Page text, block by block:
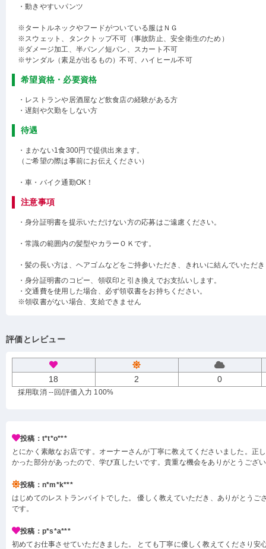
・動きやすいパンツ
※タートルネックやフードがついている服はＮＧ
※スウェット、タンクトップ不可（事故防止、安全衛生のため）
※ダメージ加工、半パン／短パン、スカート不可
※サンダル（素足が出るもの）不可、ハイヒール不可
希望資格・必要資格
・レストランや居酒屋など飲食店の経験がある方
・遅刻や欠勤をしない方
待遇
・まかない1食300円で提供出来ます。
（ご希望の際は事前にお伝えください）
・車・バイク通勤OK！
注意事項
・身分証明書を提示いただけない方の応募はご遠慮ください。
・常識の範囲内の髪型やカラーＯＫです。
・髪の長い方は、ヘアゴムなどをご持参いただき、きれいに結んでいただ
・身分証明書のコピー、領収印と引き換えでお支払いします。
・交通費を使用した場合、必ず領収書をお持ちください。
※領収書がない場合、支給できません
評価とレビュー
18 2 0
採用取消 --回/評価入力 100%
投稿：t*t*o***
とにかく素敵なお店です。オーナーさんが丁寧に教えてくださいました。正
かった部分があったので、学び直したいです。貴重な機会をありがとうござ
投稿：n*m*k***
はじめてのレストランバイトでした。 優しく教えていただき、ありがとうご
です。
投稿：p*s*a***
初めてお仕事させていただきました。 とても丁寧に優しく教えてくださり安